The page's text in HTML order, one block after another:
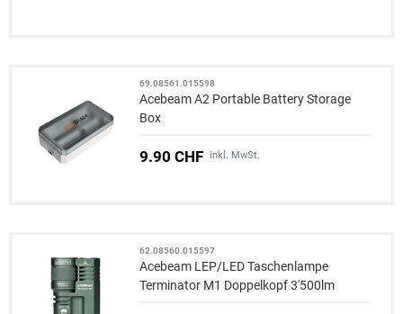
69.08561.015598
Acebeam A2 Portable Battery Storage
Box
9.90 CHF inkl. MwSt.
62.08560.015597
Acebeam LEP/LED Taschenlampe
Terminator M1 Doppelkopf 3'500lm